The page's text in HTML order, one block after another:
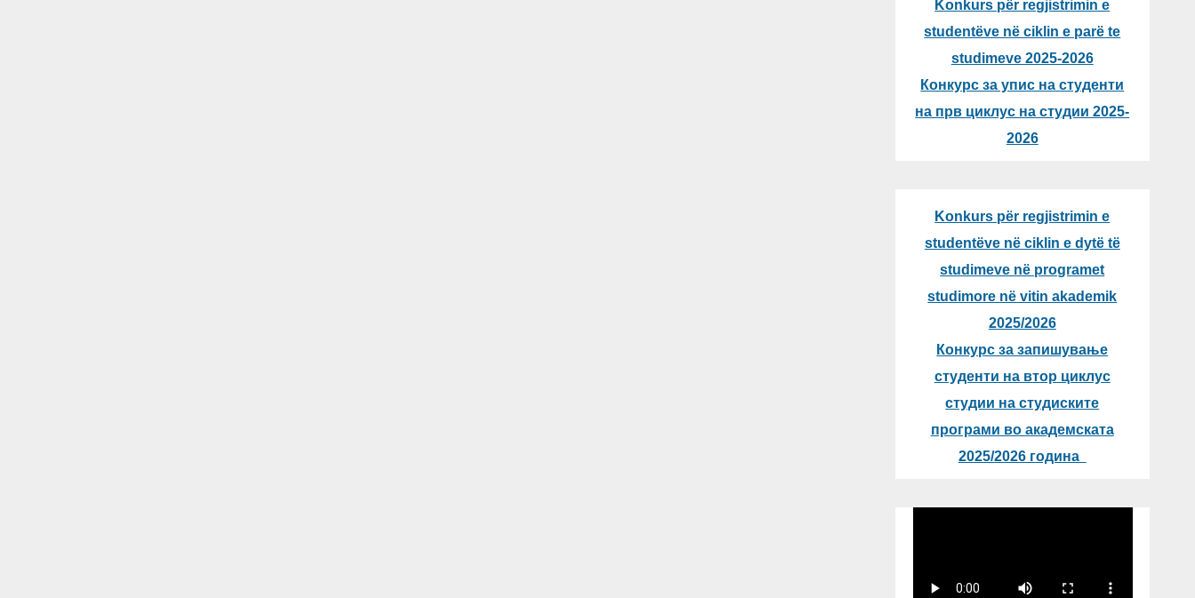
Konkurs për regjistrimin e
studentëve në ciklin e parë te
studimeve 2025-2026
Конкурс за упис на студенти
на прв циклус на студии 2025-
2026
Konkurs për regjistrimin e
studentëve në ciklin e dytë të
studimeve në programet
studimore në vitin akademik
2025/2026
Конкурс за запишување
студенти на втор циклус
студии на студиските
програми во академската
2025/2026 година